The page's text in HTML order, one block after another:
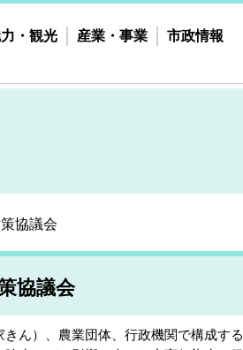
・観光 産業・事業 市政情報
協議会
協議会
ん）、農業団体、行政機関で構成す